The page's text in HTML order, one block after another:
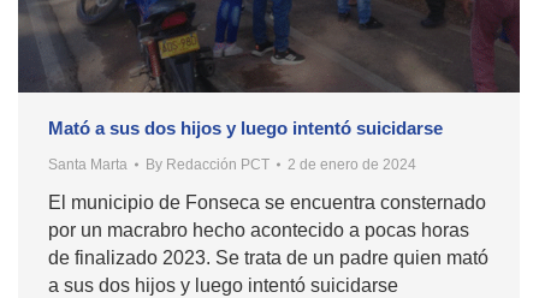
Mató a sus dos hijos y luego intentó suicidarse
Santa Marta By Redacción PCT 2 de enero de 2024
El municipio de Fonseca se encuentra consternado
por un macrabro hecho acontecido a pocas horas
de finalizado 2023. Se trata de un padre quien mató
a sus dos hijos y luego intentó suicidarse